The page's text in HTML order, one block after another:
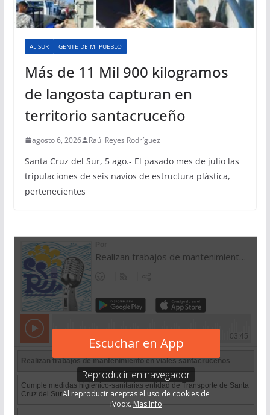
AL SUR GENTE DE MI PUEBLO
Más de 11 Mil 900 kilogramos
de langosta capturan en
territorio santacruceño
agosto 6, 2026 Raúl Reyes Rodríguez
Santa Cruz del Sur, 5 ago.- El pasado mes de julio las
tripulaciones de seis navíos de estructura plástica,
pertenecientes